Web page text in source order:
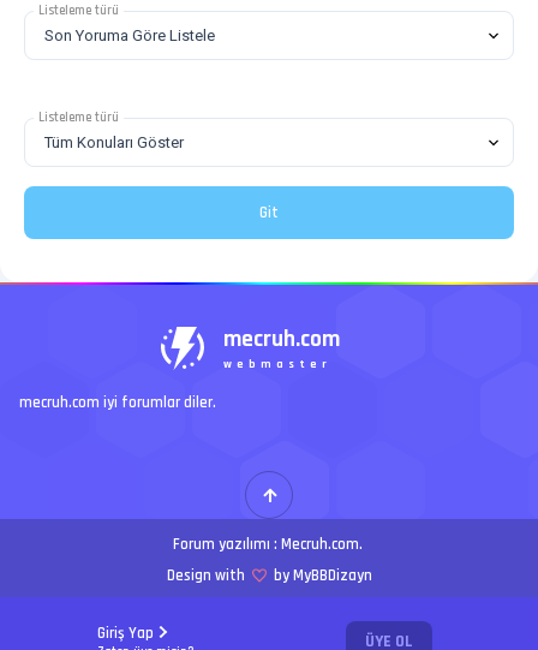
Giriş Yap ÜYE OL
Listeleme türü
Listeleme türü
mecruh.com
webmaster
mecruh.com iyi forumlar diler.
Forum yazılımı : Mecruh.com.
Design with
by MyBBDizayn